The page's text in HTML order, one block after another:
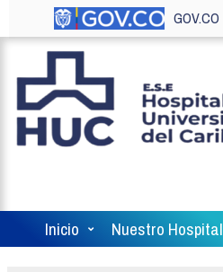
GOV.CO
Inicio Nuestro Hospital